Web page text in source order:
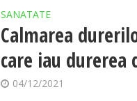
SANATATE
Calmarea
care iau durerea
04/12/2021